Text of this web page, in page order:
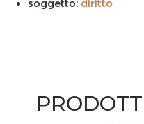
soggetto: diritto